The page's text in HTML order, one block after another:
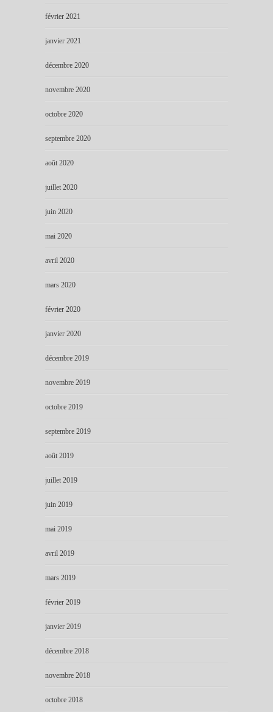
février 2021
janvier 2021
décembre 2020
novembre 2020
octobre 2020
septembre 2020
août 2020
juillet 2020
juin 2020
mai 2020
avril 2020
mars 2020
février 2020
janvier 2020
décembre 2019
novembre 2019
octobre 2019
septembre 2019
août 2019
juillet 2019
juin 2019
mai 2019
avril 2019
mars 2019
février 2019
janvier 2019
décembre 2018
novembre 2018
octobre 2018